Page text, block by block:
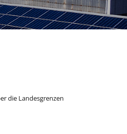
die Landesgrenzen